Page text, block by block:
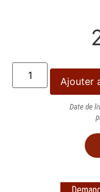
Ajouter
Date de